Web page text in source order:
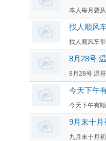
本人每月要
找人顺风
找人顺风车
8月28号
8月28号 温
今天下午
今天下午有
9月末十
九月末十月